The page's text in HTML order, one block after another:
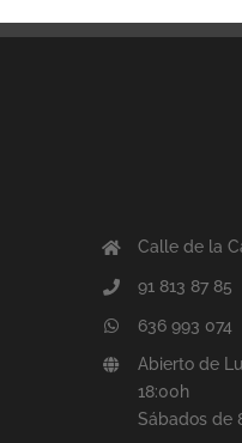
Calle de la
91 813 87 85
636 993 074
Abierto de
18:00h
Sábados de